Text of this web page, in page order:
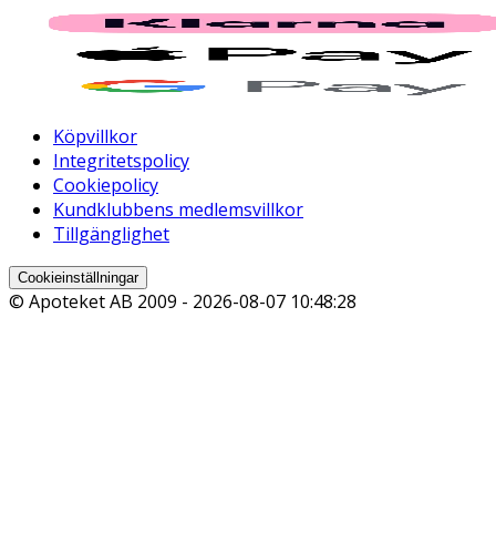
Köpvillkor
Integritetspolicy
Cookiepolicy
Kundklubbens medlemsvillkor
Tillgänglighet
Cookieinställningar
© Apoteket AB 2009 - 2026-08-07 10:48:28